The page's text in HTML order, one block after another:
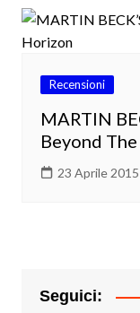
Recensioni
MARTIN
Beyond
23 Aprile 2015
Seguici: